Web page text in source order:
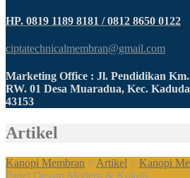
HP. 0819 1189 8181 / 0812 8650 0122
ciptatechnicalmembran@gmail.com
Marketing Office : Jl. Pendidikan
RW. 01 Desa Muaradua, Kec.
43153
Artikel
Kanopi Membran > Artikel > Kanopi
Padel Desain Modern & Kokoh